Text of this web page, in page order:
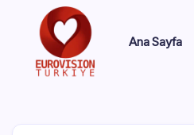
Ana Sayfa